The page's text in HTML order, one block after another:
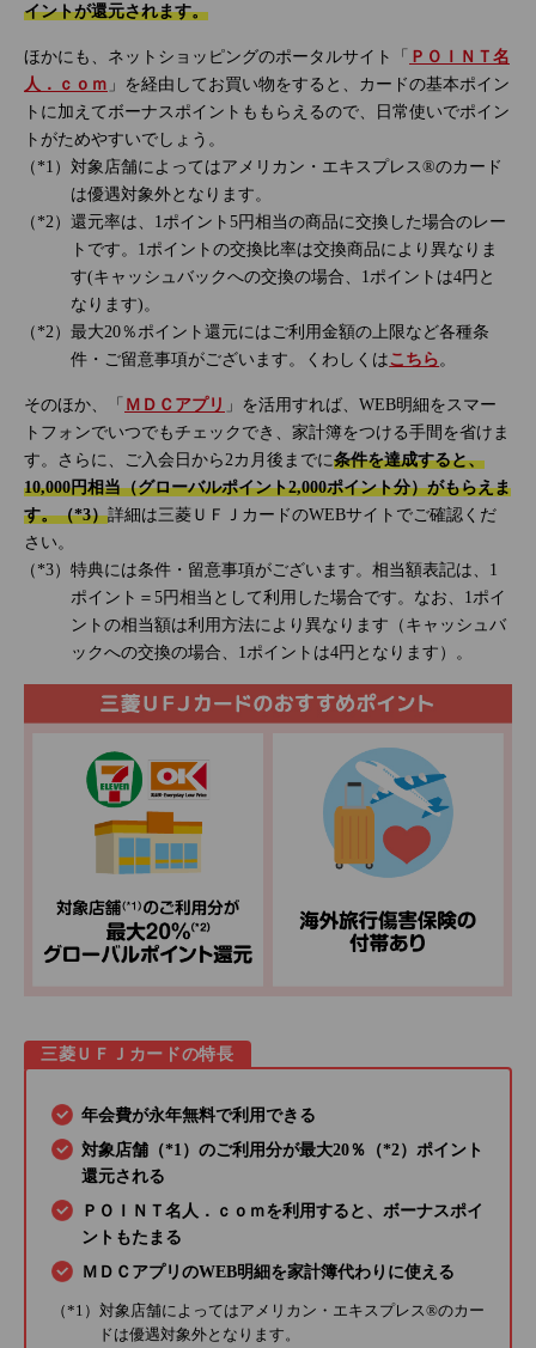
イントが還元されます。
ほかにも、ネットショッピングのポータルサイト「
ＰＯＩＮＴ名
人．ｃｏｍ 」を経由してお買い物をすると、カードの基本ポイン
トに加えてボーナスポイントももらえるので、日常使いでポイン
トがためやすいでしょう。
対象店舗によってはアメリカン・エキスプレス®のカード
は優遇対象外となります。
還元率は、1ポイント5円相当の商品に交換した場合のレー
トです。1ポイントの交換比率は交換商品により異なりま
す(キャッシュバックへの交換の場合、1ポイントは4円と
なります)。
最大20％ポイント還元にはご利用金額の上限など各種条
件・ご留意事項がございます。くわしくはこちら。
そのほか、「 ＭＤＣアプリ 」を活用すれば、WEB明細をスマー
トフォンでいつでもチェックでき、家計簿をつける手間を省けま
す。さらに、ご入会日から2カ月後までに条件を達成すると、
10,000円相当（グローバルポイント2,000ポイント分）がもらえま
す。（*3）詳細は三菱ＵＦＪカードのWEBサイトでご確認くだ
さい。
特典には条件・留意事項がございます。相当額表記は、1
ポイント＝5円相当として利用した場合です。なお、1ポイ
ントの相当額は利用方法により異なります（キャッシュバ
ックへの交換の場合、1ポイントは4円となります）。
三菱ＵＦＪカードの特長
年会費が永年無料で利用できる
対象店舗（*1）のご利用分が最大20％（*2）ポイント
還元される
ＰＯＩＮＴ名人．ｃｏｍを利用すると、ボーナスポイ
ントもたまる
ＭＤＣアプリのWEB明細を家計簿代わりに使える
（*1）対象店舗によってはアメリカン・エキスプレス®のカー
ドは優遇対象外となります。